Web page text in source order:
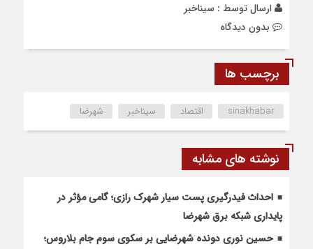
ارسال توسط : سیناخبر
بدون دیدگاه
برچسب ها
sinakhabar اقتصاد سیناخبر شهرضا
نوشته های مشابه
احداث فیدرگیری پست سیار شهرک رازی؛ گامی مؤثر در
پایداری شبکه برق شهرضا
حسین نوری دونده شهرضایی بر سکوی سوم جام بلاروس؛